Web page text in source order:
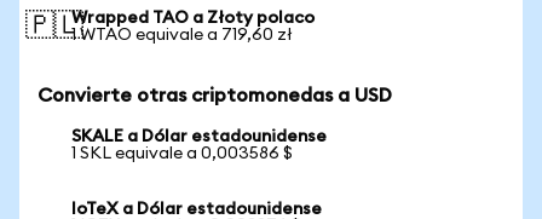
🇵🇱Wrapped TAO a Złoty polaco
1 WTAO equivale a 719,60 zł
Convierte otras criptomonedas a USD
SKALE a Dólar estadounidense
1 SKL equivale a 0,003586 $
IoTeX a Dólar estadounidense